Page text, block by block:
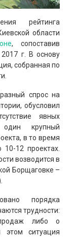
рейтинга
области
, сопоставив
г. В основу
собранная по
спрос на
обусловил
явных
крупный
в то время
12 проектах.
возводится в
Борщаговке –
порядка
трудности:
либо о
этом ситуация